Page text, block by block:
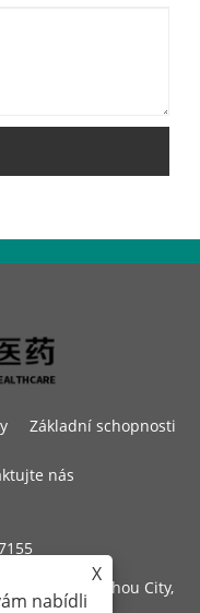
Základní schopnosti
nás
District, E-zhou City,
X
nabídli